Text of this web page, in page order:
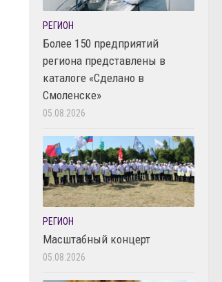
РЕГИОН
Более 150 предприятий
региона представлены в
каталоге «Сделано в
Смоленске»
05.08.2026
РЕГИОН
Масштабный концерт
05.08.2026